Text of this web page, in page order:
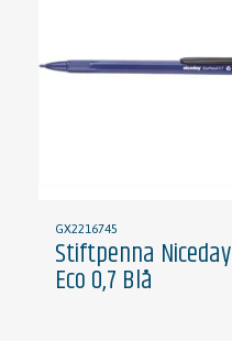
GX2216745
Stiftpenna Niceday
Eco 0,7 Blå